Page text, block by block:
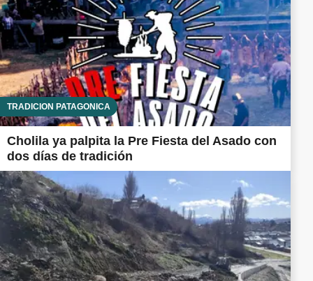
TRADICIÓN PATAGÓNICA
Cholila ya palpita la Pre Fiesta del Asado con
dos días de tradición